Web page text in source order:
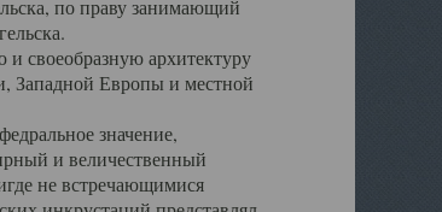
по праву занимающий
своеобразную архитектуру
Западной Европы и местной
значение,
и величественный
не встречающимися